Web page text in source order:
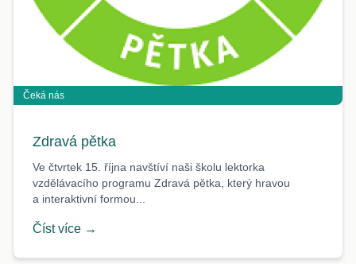
Čeká nás
Zdravá pětka
Ve čtvrtek 15. října navštíví naši školu lektorka
vzdělávacího programu Zdravá pětka, který hravou
a interaktivní formou...
Číst více →